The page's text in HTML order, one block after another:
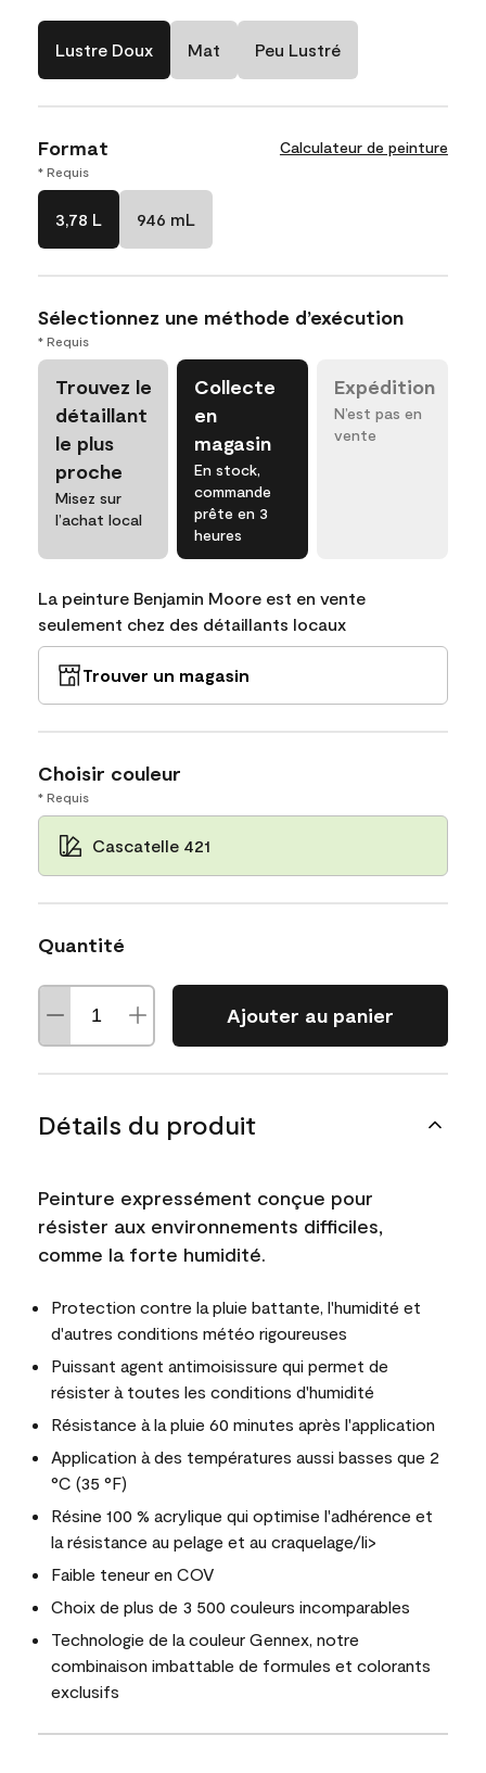
Lustre Doux Mat Peu Lustré
Format Calculateur de peinture
* Requis
3,78 L 946 mL
Sélectionnez une méthode d’exécution
* Requis
Trouvez le
détaillant
le plus
proche
Misez sur
l’achat local
Collecte
en
magasin
En stock,
commande
prête en 3
heures
Expédition
N’est pas en
vente
La peinture Benjamin Moore est en vente
seulement chez des détaillants locaux
Trouver un magasin
Choisir couleur
* Requis
Cascatelle 421
Quantité
Ajouter au panier
Détails du produit
Peinture expressément conçue pour
résister aux environnements difficiles,
comme la forte humidité.
Protection contre la pluie battante, l'humidité et
d'autres conditions météo rigoureuses
Puissant agent antimoisissure qui permet de
résister à toutes les conditions d'humidité
Résistance à la pluie 60 minutes après l'application
Application à des températures aussi basses que 2
°C (35 °F)
Résine 100 % acrylique qui optimise l'adhérence et
la résistance au pelage et au craquelage/li>
Faible teneur en COV
Choix de plus de 3 500 couleurs incomparables
Technologie de la couleur Gennex, notre
combinaison imbattable de formules et colorants
exclusifs